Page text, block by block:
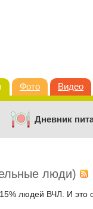
Фото Видео
Дневник
люди)
15% людей ВЧЛ. И